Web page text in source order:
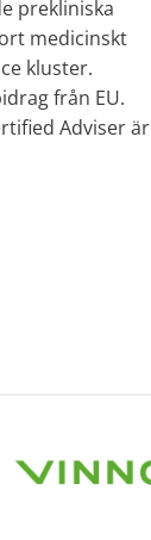
prekliniska
medicinskt
kluster.
från EU.
Adviser är